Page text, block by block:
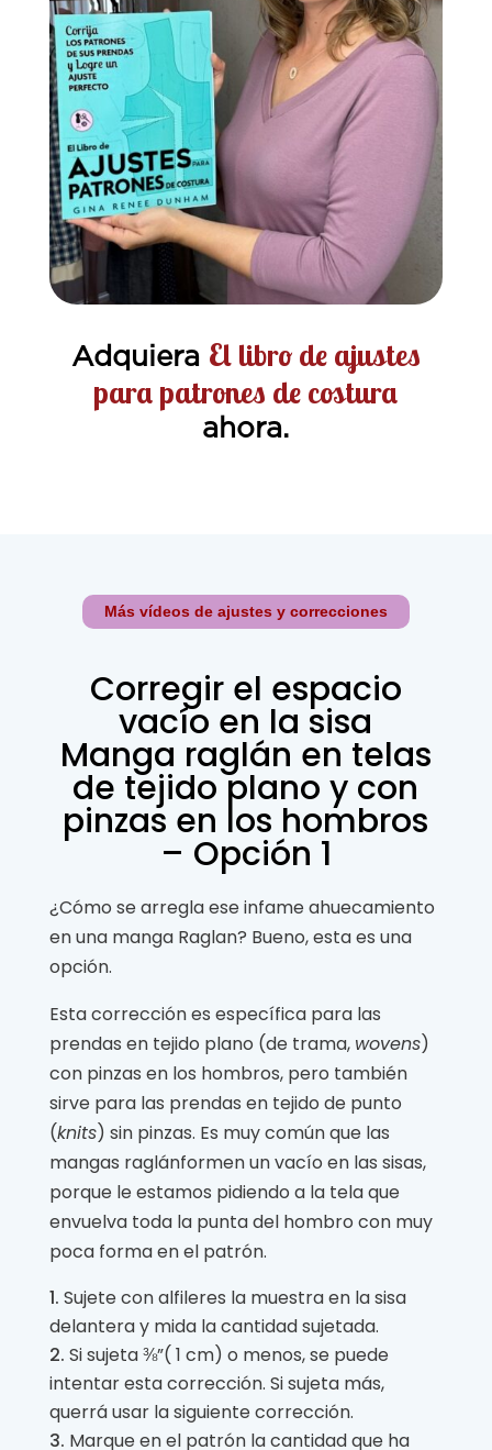
Adquiera El libro de ajustes
para patrones de costura
ahora.
Más vídeos de ajustes y correcciones
Corregir el espacio
vacío en la sisa
Manga raglán en telas
de tejido plano y con
pinzas en los hombros
– Opción 1
¿Cómo se arregla ese infame ahuecamiento
en una manga Raglan? Bueno, esta es una
opción.
Esta corrección es específica para las
prendas en tejido plano (de trama, wovens)
con pinzas en los hombros, pero también
sirve para las prendas en tejido de punto
(knits) sin pinzas. Es muy común que las
mangas raglánformen un vacío en las sisas,
porque le estamos pidiendo a la tela que
envuelva toda la punta del hombro con muy
poca forma en el patrón.
Sujete con alfileres la muestra en la sisa
delantera y mida la cantidad sujetada.
Si sujeta ⅜”( 1 cm) o menos, se puede
intentar esta corrección. Si sujeta más,
querrá usar la siguiente corrección.
Marque en el patrón la cantidad que ha